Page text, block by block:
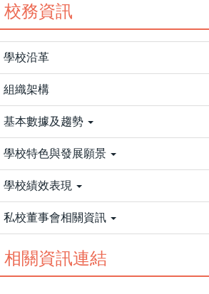
校務資訊
學校沿革
組織架構
基本數據及趨勢
學校特色與發展願景
學校績效表現
私校董事會相關資訊
相關資訊連結